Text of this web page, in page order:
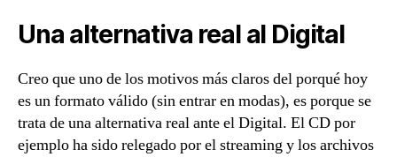
Una alternativa real al Digital
Creo que uno de los motivos más claros del porqué hoy
es un formato válido (sin entrar en modas), es porque se
trata de una alternativa real ante el Digital. El CD por
ejemplo ha sido relegado por el streaming y los archivos